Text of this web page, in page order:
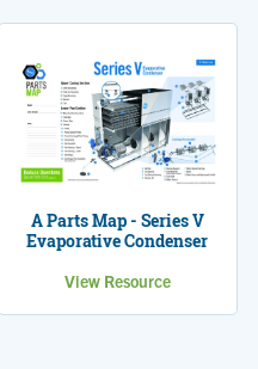
A Parts Map - Series V
Evaporative Condenser
View Resource